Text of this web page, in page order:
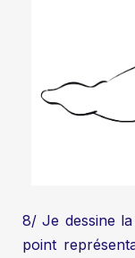
8/ Je dessine
point